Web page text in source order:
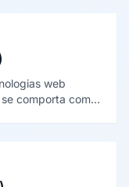
web
comporta como